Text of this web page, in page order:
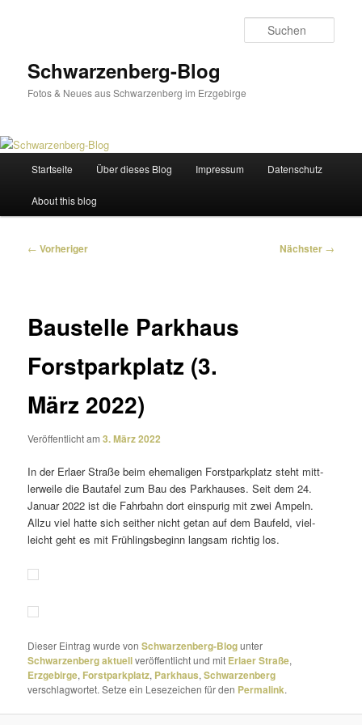
Schwarzenberg-Blog
Fotos & Neues aus Schwarzenberg im Erzgebirge
Startseite Über dieses Blog Impressum Datenschutz
About this blog
Beitragsnavigation
← Vorheriger Nächster →
Baustelle Parkhaus
Forstparkplatz (3.
März 2022)
Veröffentlicht am3. März 2022
In der Erlaer Straße beim ehema­ligen Forstparkplatz steht mitt­
ler­weile die Bautafel zum Bau des Parkhauses. Seit dem 24.
Januar 2022 ist die Fahrbahn dort einspurig mit zwei Ampeln.
Allzu viel hatte sich seither nicht getan auf dem Baufeld, viel­
leicht geht es mit Frühlingsbeginn langsam richtig los.
Dieser Eintrag wurde vonSchwarzenberg-Blogunter
Schwarzenberg aktuellveröffentlicht und mit Erlaer Straße,
Erzgebirge, Forstparkplatz, Parkhaus,Schwarzenberg
verschlagwortet. Setze ein Lesezeichen für den Permalink.